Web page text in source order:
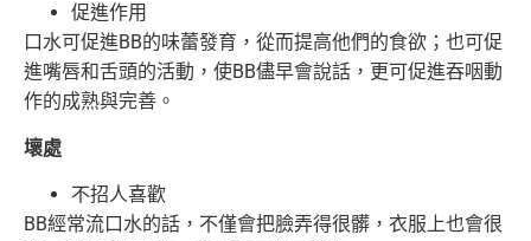
促進作用
口水可促進BB的味蕾發育，從而提高他們的食欲；也可促
進嘴唇和舌頭的活動，使BB儘早會說話，更可促進吞咽動
作的成熟與完善。
壞處
不招人喜歡
BB經常流口水的話，不僅會把臉弄得很髒，衣服上也會很